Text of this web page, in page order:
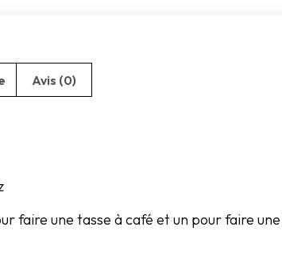
Avis (0)
faire une tasse à café et un pour faire